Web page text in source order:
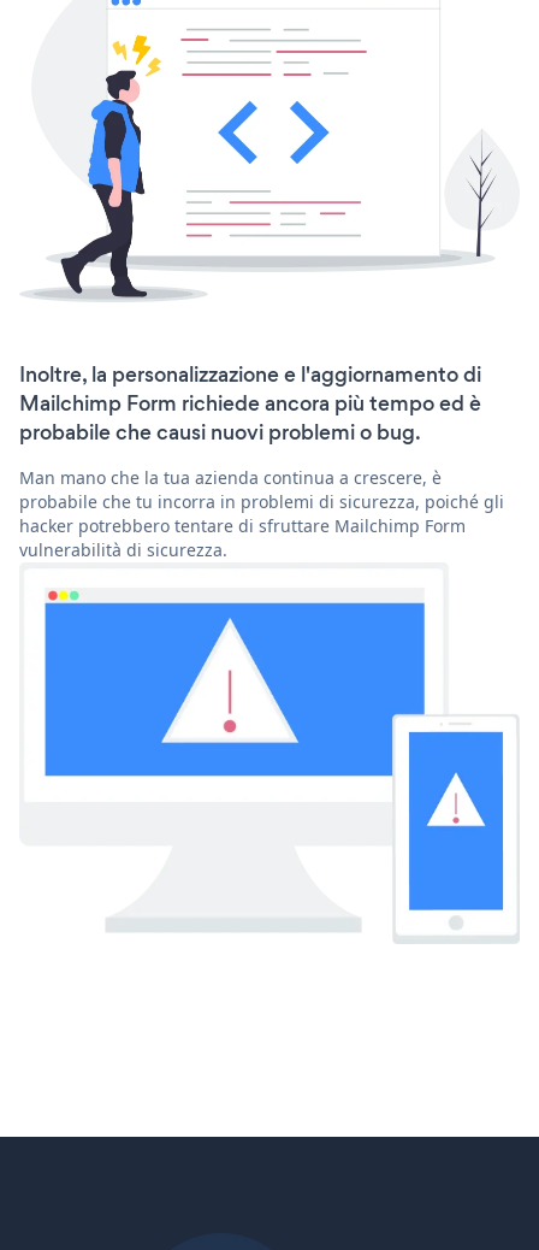
Inoltre, la personalizzazione e l'aggiornamento di
Mailchimp Form richiede ancora più tempo ed è
probabile che causi nuovi problemi o bug.
Man mano che la tua azienda continua a crescere, è
probabile che tu incorra in problemi di sicurezza, poiché gli
hacker potrebbero tentare di sfruttare Mailchimp Form
vulnerabilità di sicurezza.